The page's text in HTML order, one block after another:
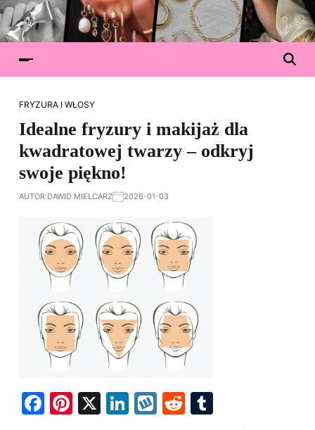
FRYZURA I WŁOSY
Idealne fryzury i makijaż dla
kwadratowej twarzy – odkryj
swoje piękno!
AUTOR:DAWID MIELCARZ 2026-01-03
F
Pi X
Li W R